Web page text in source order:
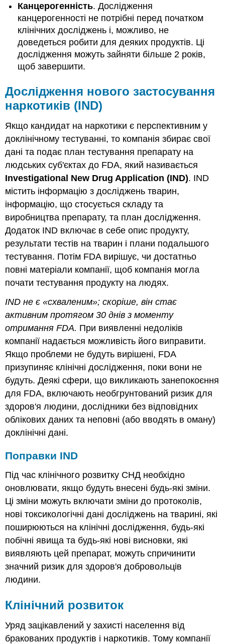
Канцерогенність. Дослідження
канцерогенності не потрібні перед початком
клінічних досліджень і, можливо, не
доведеться робити для деяких продуктів. Ці
дослідження можуть зайняти більше 2 років,
щоб завершити.
Дослідження нового застосування
наркотиків (IND)
Якщо кандидат на наркотики є перспективним у
доклінічному тестуванні, то компанія збирає свої
дані та подає план тестування препарату на
людських суб'єктах до FDA, який називається
Investigational New Drug Application (IND). IND
містить інформацію з досліджень тварин,
інформацію, що стосується складу та
виробництва препарату, та план дослідження.
Додаток IND включає в себе опис продукту,
результати тестів на тварин і плани подальшого
тестування. Потім FDA вирішує, чи достатньо
повні матеріали компанії, щоб компанія могла
почати тестування продукту на людях.
IND не є «схваленим»; скоріше, він стає
активним протягом 30 днів з моменту
отримання FDA. При виявленні недоліків
компанії надається можливість його виправити.
Якщо проблеми не будуть вирішені, FDA
призупиняє клінічні дослідження, поки вони не
будуть. Деякі сфери, що викликають занепокоєння
для FDA, включають необгрунтований ризик для
здоров'я людини, дослідники без відповідних
облікових даних та неповні (або вводять в оману)
доклінічні дані.
Поправки IND
Під час клінічного розвитку СНД необхідно
оновлювати, якщо будуть внесені будь-які зміни.
Ці зміни можуть включати зміни до протоколів,
нові токсикологічні дані досліджень на тварині, які
поширюються на клінічні дослідження, будь-які
побічні явища та будь-які нові висновки, які
виявляють цей препарат, можуть спричинити
значний ризик для здоров'я добровольців
людини.
Клінічний розвиток
Уряд зацікавлений у захисті населення від
бракованих продуктів і наркотиків. Тому компанії